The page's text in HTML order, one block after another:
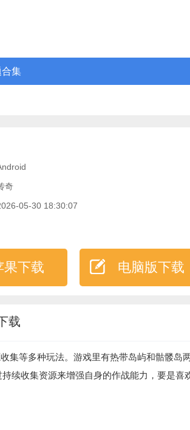
集
奇
05-30 18:30:07
果下载 电脑版下载
载
集等多种玩法。游戏里有热带岛屿和骷髅岛
续收集资源来增强自身的作战能力，要是喜